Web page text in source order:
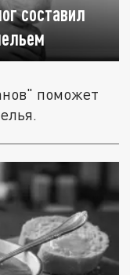
составил
поможет